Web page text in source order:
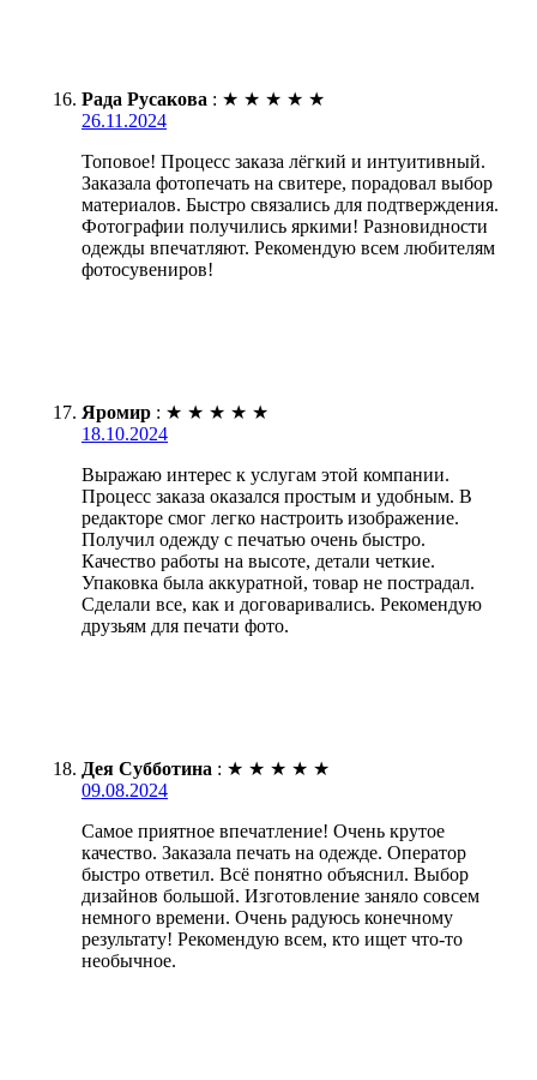
Рада Русакова : ★ ★ ★ ★ ★
26.11.2024
Топовое! Процесс заказа лёгкий и интуитивный.
Заказала фотопечать на свитере, порадовал выбор
материалов. Быстро связались для подтверждения.
Фотографии получились яркими! Разновидности
одежды впечатляют. Рекомендую всем любителям
фотосувениров!
Яромир : ★ ★ ★ ★ ★
18.10.2024
Выражаю интерес к услугам этой компании.
Процесс заказа оказался простым и удобным. В
редакторе смог легко настроить изображение.
Получил одежду с печатью очень быстро.
Качество работы на высоте, детали четкие.
Упаковка была аккуратной, товар не пострадал.
Сделали все, как и договаривались. Рекомендую
друзьям для печати фото.
Дея Субботина : ★ ★ ★ ★ ★
09.08.2024
Самое приятное впечатление! Очень крутое
качество. Заказала печать на одежде. Оператор
быстро ответил. Всё понятно объяснил. Выбор
дизайнов большой. Изготовление заняло совсем
немного времени. Очень радуюсь конечному
результату! Рекомендую всем, кто ищет что-то
необычное.